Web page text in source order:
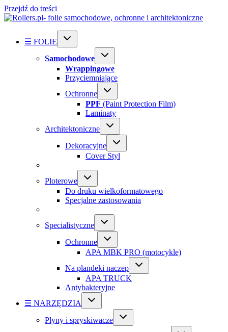
Przejdź do treści
☰ FOLIE
Samochodowe
Wrappingowe
Przyciemniające
Ochronne
PPF (Paint Protection Film)
Laminaty
Architektoniczne
Dekoracyjne
Cover Styl
Ploterowe
Do druku wielkoformatowego
Specjalne zastosowania
Specialistyczne
Ochronne
APA MBK PRO (motocykle)
Na plandeki naczep
APA TRUCK
Antybakteryjne
☰ NARZĘDZIA
Płyny i spryskiwacze